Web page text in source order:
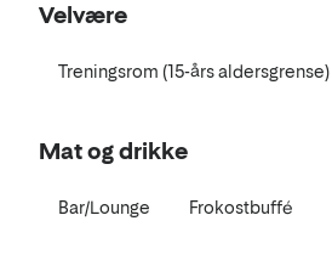
Velvære
Treningsrom (15-års aldersgrense)
Mat og drikke
Bar/Lounge Frokostbuffé